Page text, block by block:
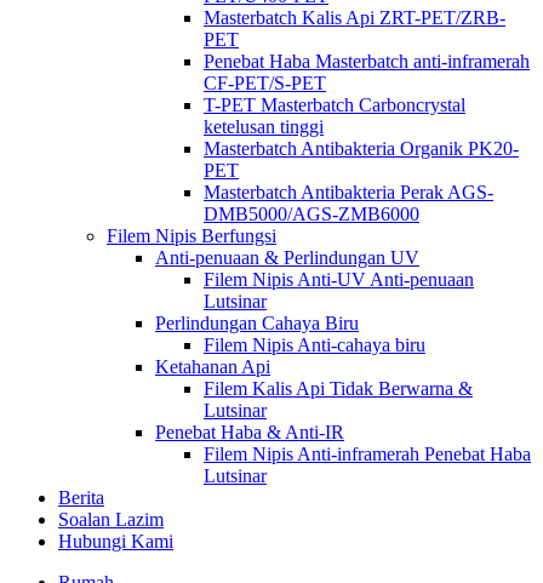
Masterbatch Kalis Api ZRT-PET/ZRB-
PET
Penebat Haba Masterbatch anti-inframerah
CF-PET/S-PET
T-PET Masterbatch Carboncrystal
ketelusan tinggi
Masterbatch Antibakteria Organik PK20-
PET
Masterbatch Antibakteria Perak AGS-
DMB5000/AGS-ZMB6000
Filem Nipis Berfungsi
Anti-penuaan & Perlindungan UV
Filem Nipis Anti-UV Anti-penuaan
Lutsinar
Perlindungan Cahaya Biru
Filem Nipis Anti-cahaya biru
Ketahanan Api
Filem Kalis Api Tidak Berwarna &
Lutsinar
Penebat Haba & Anti-IR
Filem Nipis Anti-inframerah Penebat Haba
Lutsinar
Berita
Soalan Lazim
Hubungi Kami